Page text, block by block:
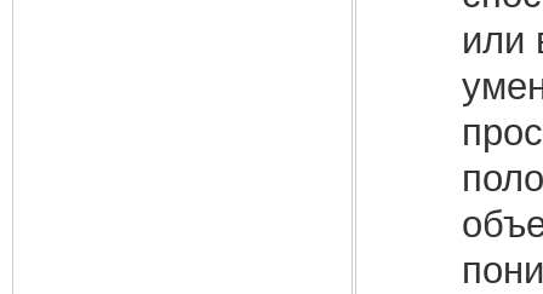
или